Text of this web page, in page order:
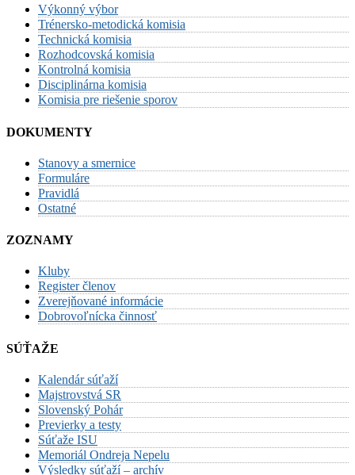
Výkonný výbor
Trénersko-metodická komisia
Technická komisia
Rozhodcovská komisia
Kontrolná komisia
Disciplinárna komisia
Komisia pre riešenie sporov
DOKUMENTY
Stanovy a smernice
Formuláre
Pravidlá
Ostatné
ZOZNAMY
Kluby
Register členov
Zverejňované informácie
Dobrovoľnícka činnosť
SÚŤAŽE
Kalendár súťaží
Majstrovstvá SR
Slovenský Pohár
Previerky a testy
Súťaže ISU
Memoriál Ondreja Nepelu
Výsledky súťaží – archív